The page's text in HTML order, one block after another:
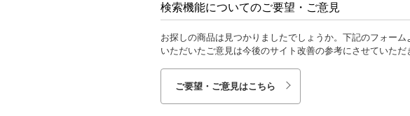
検索機能についてのご要望・ご意見
お探しの商品は見つかりましたでしょうか。下記のフォー
いただいたご意見は今後のサイト改善の参考にさせていただ
ご要望・ご意見はこちら